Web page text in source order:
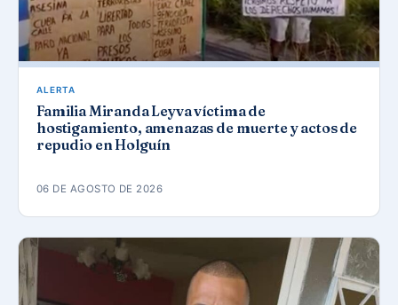
ALERTA
Familia Miranda Leyva víctima de
hostigamiento, amenazas de muerte y actos de
repudio en Holguín
06 DE AGOSTO DE 2026